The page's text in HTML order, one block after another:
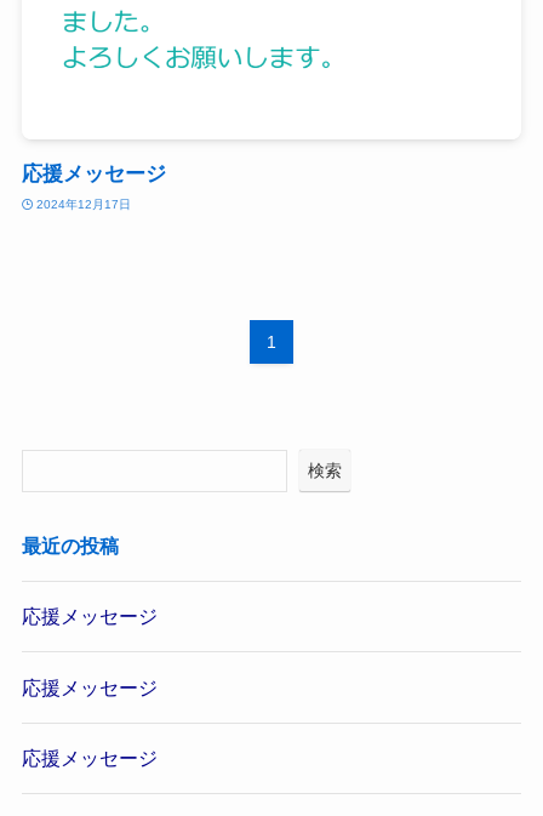
応援メッセージ
2024年12月17日
1
検索
最近の投稿
応援メッセージ
応援メッセージ
応援メッセージ